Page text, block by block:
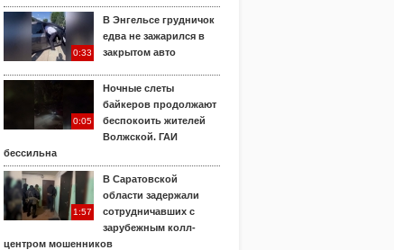
0:33
В Энгельсе грудничок
едва не зажарился в
закрытом авто
0:05
Ночные слеты
байкеров продолжают
беспокоить жителей
Волжской. ГАИ
бессильна
1:57
В Саратовской
области задержали
сотрудничавших с
зарубежным колл-
центром мошенников